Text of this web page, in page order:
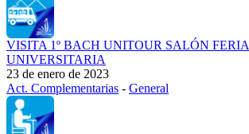
VISITA 1º BACH UNITOUR SALÓN FERIA
UNIVERSITARIA
23 de enero de 2023
Act. Complementarias - General